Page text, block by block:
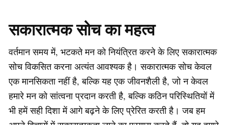
सकारात्मक सोच का महत्व
वर्तमान समय में, भटकते मन को नियंत्रित करने के लिए सकारात्मक
सोच विकसित करना अत्यंत आवश्यक है। सकारात्मक सोच केवल
एक मानसिकता नहीं है, बल्कि यह एक जीवनशैली है, जो न केवल
हमारे मन को सांत्वना प्रदान करती है, बल्कि कठिन परिस्थितियों में
भी हमें सही दिशा में आगे बढ़ने के लिए प्रेरित करती है। जब हम